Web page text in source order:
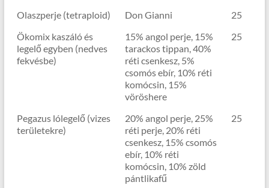
Olaszperje (tetraploid) Don Gianni
25
Ökomix kaszáló és
legelő egyben (nedves
fekvésbe)
15% angol perje, 15%
tarackos tippan, 40%
réti csenkesz, 5%
csomós ebír, 10% réti
komócsin, 15%
vöröshere
25
Pegazus lólegelő (vizes
területekre)
20% angol perje, 25%
réti perje, 20% réti
csenkesz, 15% csomós
ebír, 10% réti
komócsin, 10% zöld
pántlikafű
25